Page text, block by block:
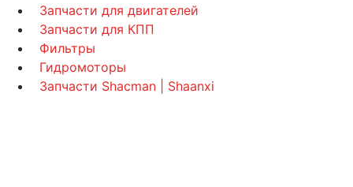
Запчасти для двигателей
Запчасти для КПП
Фильтры
Гидромоторы
Запчасти Shacman | Shaanxi